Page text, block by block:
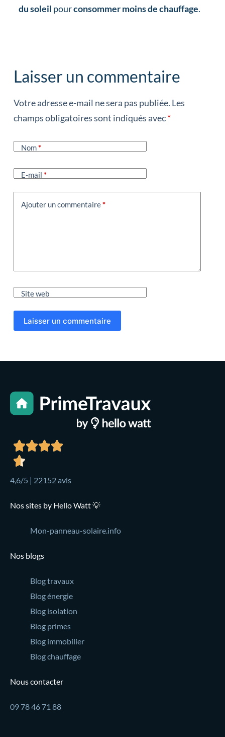
du soleil pourconsommer moins de chauffage.
Laisser un commentaire
Votre adresse e-mail ne sera pas publiée. Les
champs obligatoires sont indiqués avec*
Nom*
E-mail *
Ajouter un commentaire*
Site web
Laisser un commentaire
4,6/5 | 22152 avis
Nos sites by Hello Watt 💡
Mon-panneau-solaire.info
Nos blogs
Blog travaux
Blog énergie
Blog isolation
Blog primes
Blog immobilier
Blog chauffage
Nous contacter
09 78 46 71 88